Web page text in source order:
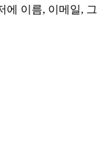
에 이름, 이메일, 그